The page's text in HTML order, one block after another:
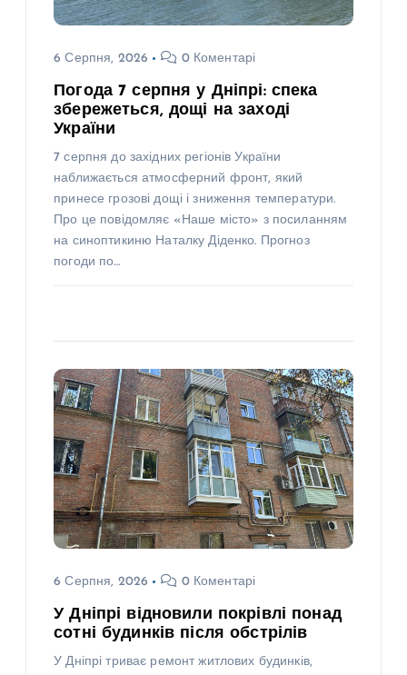
6 Серпня, 2026 0 Коментарі
Погода 7 серпня у Дніпрі: спека
збережеться, дощі на заході
України
7 серпня до західних регіонів України
наближається атмосферний фронт, який
принесе грозові дощі і зниження температури.
Про це повідомляє «Наше місто» з посиланням
на синоптикиню Наталку Діденко. Прогноз
погоди по…
6 Серпня, 2026 0 Коментарі
У Дніпрі відновили покрівлі понад
сотні будинків після обстрілів
У Дніпрі триває ремонт житлових будинків,